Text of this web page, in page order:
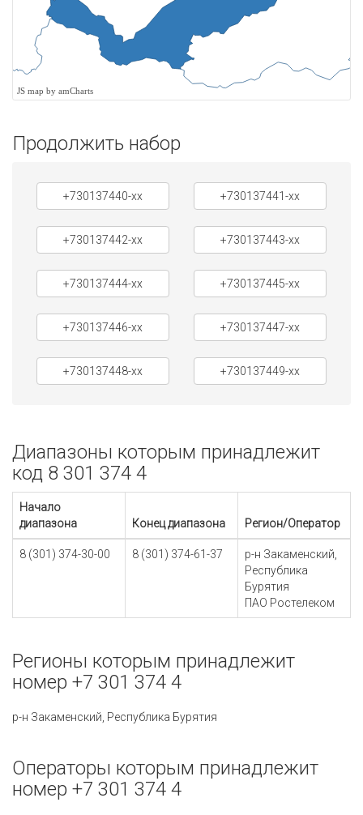
JS map by amCharts
Продолжить набор
+730137440-xx +730137441-xx
+730137442-xx +730137443-xx
+730137444-xx +730137445-xx
+730137446-xx +730137447-xx
+730137448-xx +730137449-xx
Диапазоны которым принадлежит
код 8 301 374 4
Начало
диапазона
Конец диапазона Регион/Оператор
8 (301) 374-30-00 8 (301) 374-61-37
р-н Закаменский,
Республика
Бурятия
ПАО Ростелеком
Регионы которым принадлежит
номер +7 301 374 4
р-н Закаменский, Республика Бурятия
Операторы которым принадлежит
номер +7 301 374 4